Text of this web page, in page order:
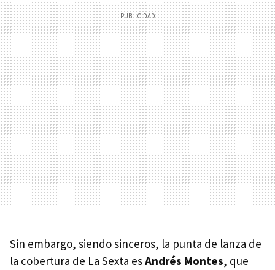
Sin embargo, siendo sinceros, la punta de lanza de
la cobertura de La Sexta esAndrés Montes, que